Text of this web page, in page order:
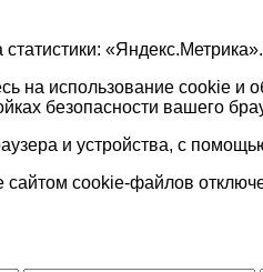
«Яндекс
на использование cookie
безопасности вашего
и устройства, с
cookie-файлов